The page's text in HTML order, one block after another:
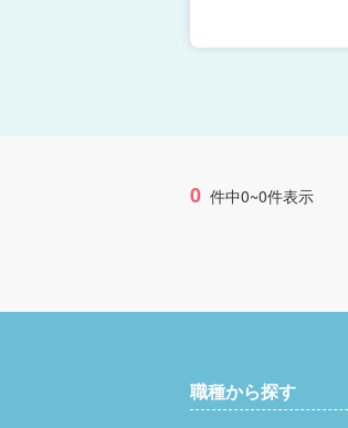
0 件中0~0件表示
職種から探す